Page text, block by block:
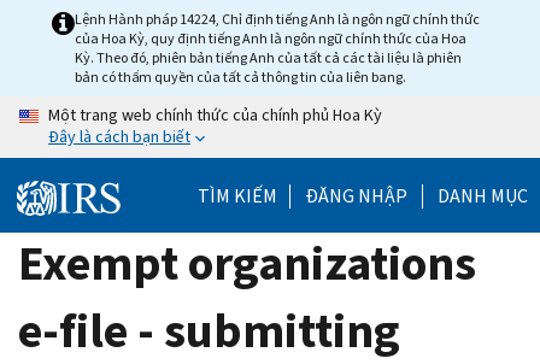
Lệnh Hành pháp 14224, Chỉ định tiếng Anh là ngôn ngữ chính thức
của Hoa Kỳ, quy định tiếng Anh là ngôn ngữ chính thức của Hoa
Kỳ. Theo đó, phiên bản tiếng Anh của tất cả các tài liệu là phiên
bản có thẩm quyền của tất cả thông tin của liên bang.
Một trang web chính thức của chính phủ Hoa Kỳ
Đây là cách bạn biết
TÌM KIẾM ĐĂNG NHẬP DANH MỤC
Exempt organizations
e-file - submitting